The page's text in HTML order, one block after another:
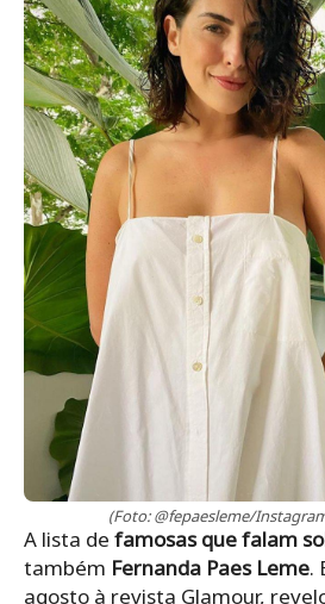
(Foto: @fepaesleme/
A lista de famosas que falam
também Fernanda Paes Leme.
agosto à revista Glamour,